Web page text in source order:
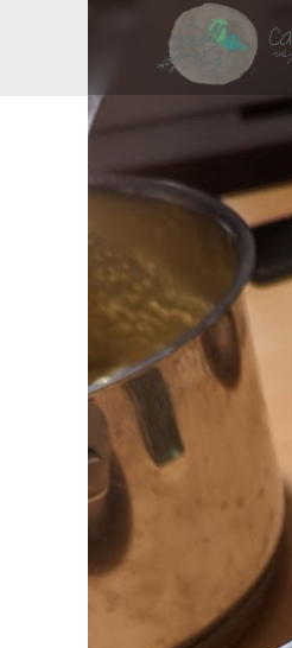
MAISSUPPE – CAN I HAVE IT?